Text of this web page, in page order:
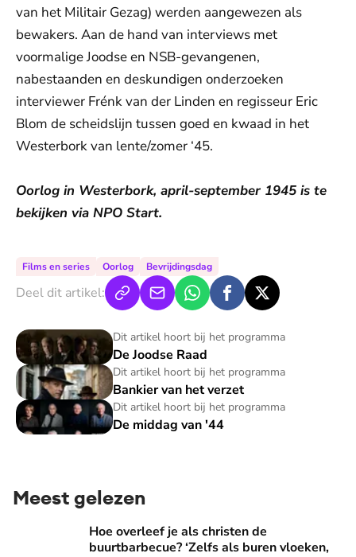
van het Militair Gezag) werden aangewezen als
bewakers. Aan de hand van interviews met
voormalige Joodse en NSB-gevangenen,
nabestaanden en deskundigen onderzoeken
interviewer Frénk van der Linden en regisseur Eric
Blom de scheidslijn tussen goed en kwaad in het
Westerbork van lente/zomer ‘45.
Oorlog in Westerbork, april-september 1945 is te
bekijken via NPO Start.
Films en series Oorlog Bevrijdingsdag
Deel dit artikel:
Dit artikel hoort bij het programma
De Joodse Raad
De Joodse Raad
Dit artikel hoort bij het programma
Bankier van het verzet
Bankier van het verzet
Dit artikel hoort bij het programma
De middag van '44
De middag van '44
Meest gelezen
Hoe overleef je als christen de buurtbarbecue? ‘Zelfs als
Hoe overleef je als christen de
buurtbarbecue? ‘Zelfs als buren vloeken,